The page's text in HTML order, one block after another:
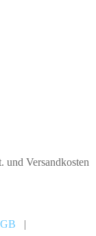
und Versandkosten
|